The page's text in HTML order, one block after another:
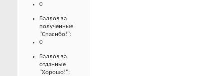
0
Баллов за
полученные
"Спасибо!":
0
Баллов за
отданные
"Хорошо!":